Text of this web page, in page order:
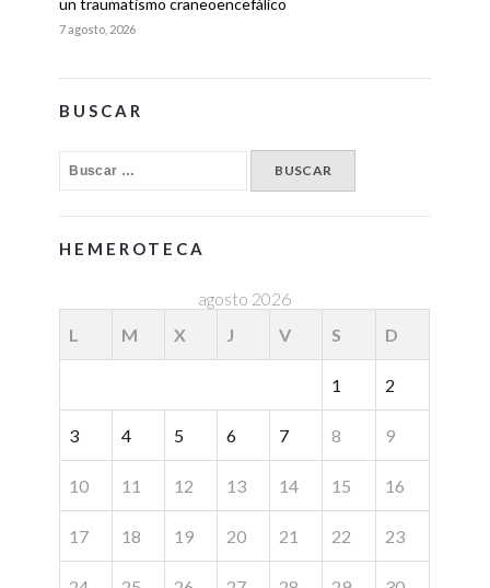
un traumatismo craneoencefálico
7 agosto, 2026
BUSCAR
HEMEROTECA
agosto 2026
L
M X J V S D
1 2
3 4 5 6 7 8 9
10 11 12 13 14 15 16
17 18 19 20 21 22 23